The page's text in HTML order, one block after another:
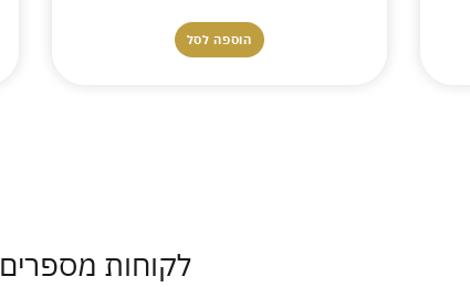
הוספה לסל
לקוחות מספרים